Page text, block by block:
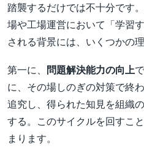
踏襲するだけでは不十分です
場や工場運営において「学習
される背景には、いくつかの
第一に、 問題解決能力の向上
に、その場しのぎの対策で終
追究し、得られた知見を組織
する。このサイクルを回すこ
まります。